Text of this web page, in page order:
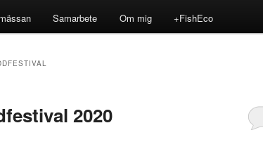
Samarbete Om mig +FishEco
2020